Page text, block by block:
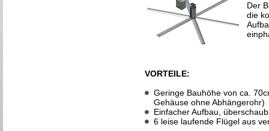
Der
die
VORTEILE:
Geringe Bauhöhe von ca.
Gehäuse ohne Abhängerohr)
Einfacher Aufbau,
6 leise laufende Flügel aus